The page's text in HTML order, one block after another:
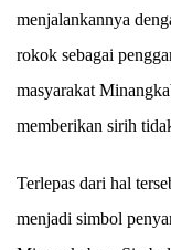
menjalankannya
rokok sebagai
masyarakat
memberikan sirih
Terlepas dari hal
menjadi simbol